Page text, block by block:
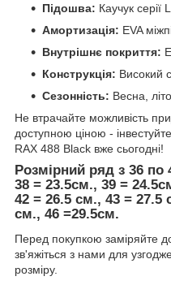
Підошва: Каучук серії
Амортизація: EVA
Внутрішнє покриття:
Конструкція: Високий
Сезонність: Весна,
Не втрачайте можливість
доступною ціною -
RAX 488 Black вже сьогодні!
Розмірний ряд з 36 по
38 = 23.5см., 39 =
42 = 26.5 см., 43 = 27.5
см., 46 =29.5см.
Перед покупкою заміряйте
зв'яжіться з нами для
розміру.